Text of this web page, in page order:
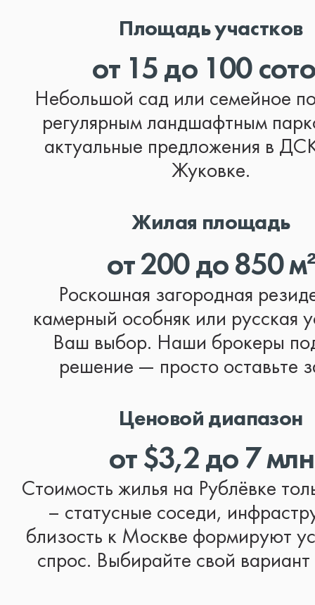
Площадь участков
от 15 до 100
Небольшой сад или семейное
регулярным ландшафтным
актуальные предложения в
Жуковке.
Жилая площадь
от 200 до 850 м²
Роскошная загородная
камерный особняк или русская
Ваш выбор. Наши брокеры
решение — просто оставьте
Ценовой диапазон
от $3,2 до 7 млн
Стоимость жилья на Рублёвке
– статусные соседи,
близость к Москве формируют
спрос. Выбирайте свой вариант